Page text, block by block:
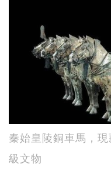
秦始皇陵銅車馬，
級文物